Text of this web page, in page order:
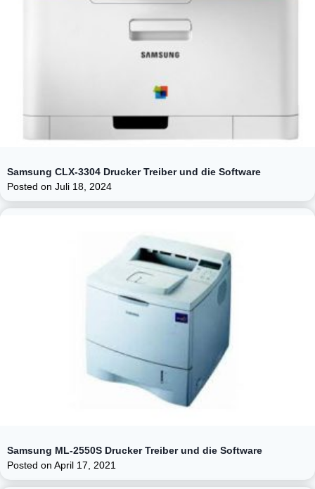
Samsung CLX-3304 Drucker Treiber und die Software
Posted on Juli 18, 2024
Samsung ML-2550S Drucker Treiber und die Software
Posted on April 17, 2021